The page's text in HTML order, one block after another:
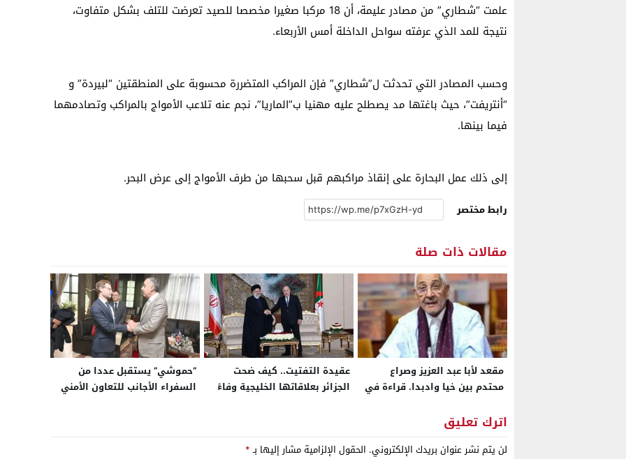
علمت “شطاري” من مصادر عليمة، أن 18 مركبا صغيرا مخصصا للصيد تعرضت للتلف بشكل متفاوت،
نتيجة للمد الذي عرفته سواحل الداخلة أمس الأربعاء.
وحسب المصادر التي تحدثت ل”شطاري” فإن المراكب المتضررة محسوبة على المنطقتين “لبيردة” و
“أنتريفت”، حيث باغتها مد يصطلح عليه مهنيا ب”الماريا”، نجم عنه تلاعب الأمواج بالمراكب وتصادمهما
فيما بينها.
إلى ذلك عمل البحارة على إنقاذ مراكبهم قبل سحبها من طرف الأمواج إلى عرض البحر.
رابط مختصر
مقالات ذات صلة
مقعد لأبا عبد العزيز وصراع
محتدم بين خيا وادبدا. قراءة في
القادمة ببوجدور
عقيدة التفتيت.. كيف ضحت
الجزائر بعلاقاتها الخليجية وفاءً
“حموشي” يستقبل عددا من
السفراء الأجانب للتعاون الأمني
اترك تعليق
لن يتم نشر عنوان بريدك الإلكتروني. الحقول الإلزامية مشار إليها بـ*